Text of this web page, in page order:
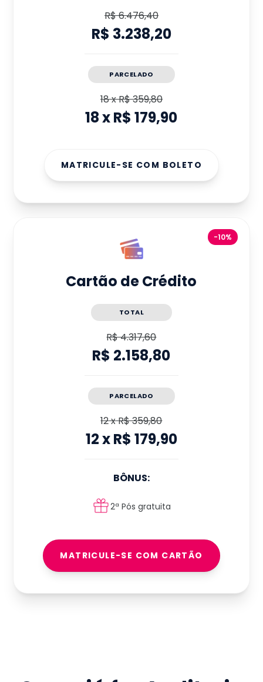
R$ 6.476,40
R$ 3.238,20
PARCELADO
18xR$ 359,80
18xR$ 179,90
MATRICULE-SE COM BOLETO
-10%
Cartão de Crédito
TOTAL
R$ 4.317,60
R$ 2.158,80
PARCELADO
12xR$ 359,80
12xR$ 179,90
BÔNUS:
2ª Pós gratuita
MATRICULE-SE COM CARTÃO